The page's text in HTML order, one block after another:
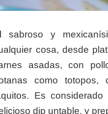
sabroso y
cosa, desde
asadas, con
como totopos,
Es
dip untable, y